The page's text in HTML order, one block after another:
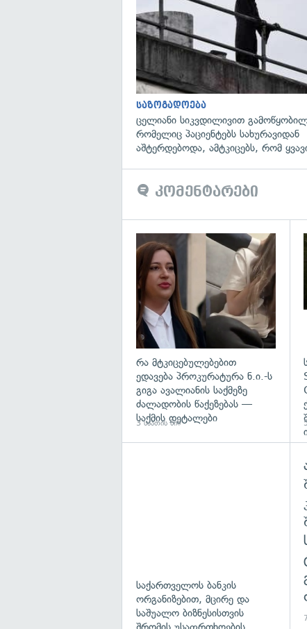
საზოგადოება
ცელიანი სიკვდილივით
რომელიც პაციენტებს სახურავიდან
აშტერდებოდა, ამტკიცებს, რომ
კომენტარები
რა მტკიცებულებებით
ედავება პროკურატურა ნ.ი.-ს
გიგა ავალიანის საქმეზე
ძალადობის წაქეზებას —
საქმის დეტალები
3 საათის წინ
საქართველოს ბანკის
ორგანიზებით, მცირე და
საშუალო ბიზნესისთვის